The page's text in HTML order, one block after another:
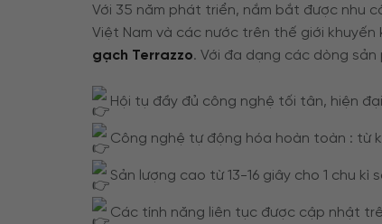
Với 35 năm phát triển, nắm bắt được nhu
Việt Nam và các nước trên thế giới
gạch Terrazzo. Với đa dạng các dòng
Hội tụ đầy đủ công nghệ tối tân, hiện
Công nghệ tự động hóa hoàn toàn : từ
Sản lượng cao từ 13-16 giây cho 1 chu
Các tính năng liên tục được cập nhật